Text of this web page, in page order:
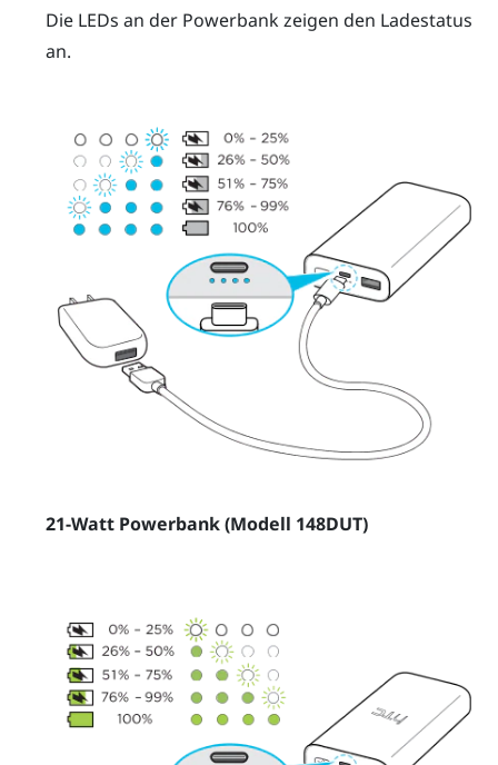
Die LEDs an der Powerbank zeigen den Ladestatus
an.
21-Watt Powerbank (Modell 148DUT)